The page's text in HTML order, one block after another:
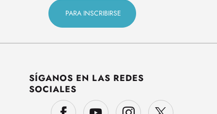
SÍGANOS EN LAS REDES
SOCIALES